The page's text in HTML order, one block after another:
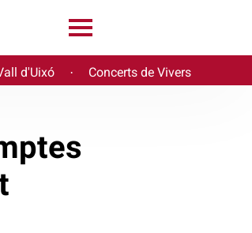
d'Uixó · Concerts de Vivers